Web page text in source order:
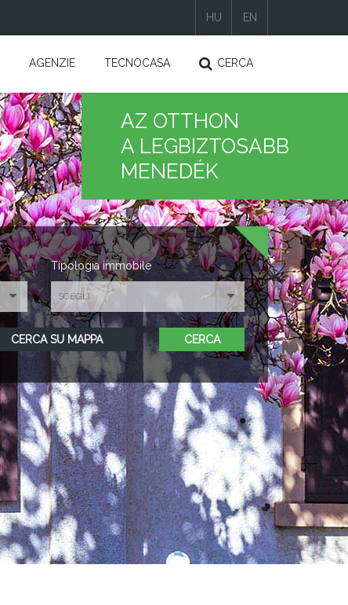
HU EN
AGENZIE TECNOCASA CERCA
AZ OTTHON
A LEGBIZTOSABB
MENEDÉK
Tipologia immobile
SCEGLI
CERCA SU MAPPA CERCA